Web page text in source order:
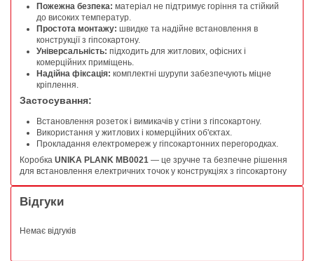
Пожежна безпека: матеріал не підтримує горіння та стійкий
до високих температур.
Простота монтажу: швидке та надійне встановлення в
конструкції з гіпсокартону.
Універсальність: підходить для житлових, офісних і
комерційних приміщень.
Надійна фіксація: комплектні шурупи забезпечують міцне
кріплення.
Застосування:
Встановлення розеток і вимикачів у стіни з гіпсокартону.
Використання у житлових і комерційних об'єктах.
Прокладання електромереж у гіпсокартонних перегородках.
Коробка UNIKA PLANK MB0021 — це зручне та безпечне рішення
для встановлення електричних точок у конструкціях з гіпсокартону
Відгуки
Немає відгуків